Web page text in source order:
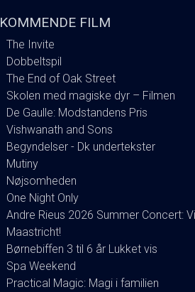
KOMMENDE FILM
The Invite
Dobbeltspil
The End of Oak Street
Skolen med magiske dyr – Filmen
De Gaulle: Modstandens Pris
Vishwanath and Sons
Begyndelser - Dk undertekster
Mutiny
Nøjsomheden
One Night Only
Andre Rieus 2026 Summer Concert:
Maastricht!
Børnebiffen 3 til 6 år Lukket vis
Spa Weekend
Practical Magic: Magi i familien